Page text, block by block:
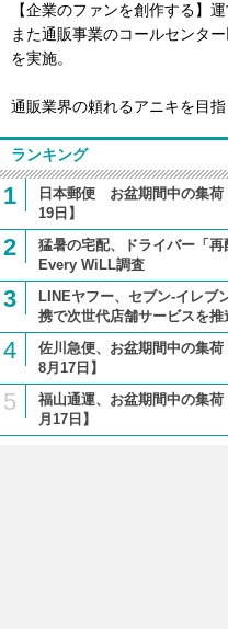
【企業のファンを創作する】
また通販事業のコールセンタ
を実施。
通販業界の頼れるアニキを目
ランキング
1
日本郵便 お盆期間中の集荷
19日】
2
猛暑の宅配、ドライバー「
Every WiLL調査
3
LINEヤフー、セブン-イレ
携で次世代店舗サービスを推
4
佐川急便、お盆期間中の集
8月17日】
5
福山通運、お盆期間中の集
月17日】